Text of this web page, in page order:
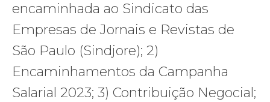
encaminhada ao Sindicato das
Empresas de Jornais e Revistas de
São Paulo (Sindjore); 2)
Encaminhamentos da Campanha
Salarial 2023; 3) Contribuição Negocial;